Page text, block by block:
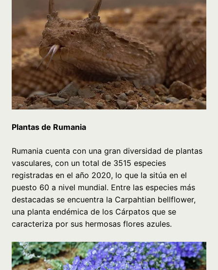
Plantas de Rumania
Rumania cuenta con una gran diversidad de plantas
vasculares, con un total de 3515 especies
registradas en el año 2020, lo que la sitúa en el
puesto 60 a nivel mundial. Entre las especies más
destacadas se encuentra la Carpahtian bellflower,
una planta endémica de los Cárpatos que se
caracteriza por sus hermosas flores azules.